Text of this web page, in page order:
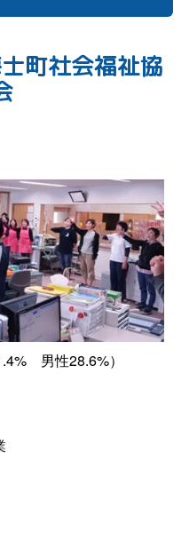
町社会福祉協
% 男性28.6%）